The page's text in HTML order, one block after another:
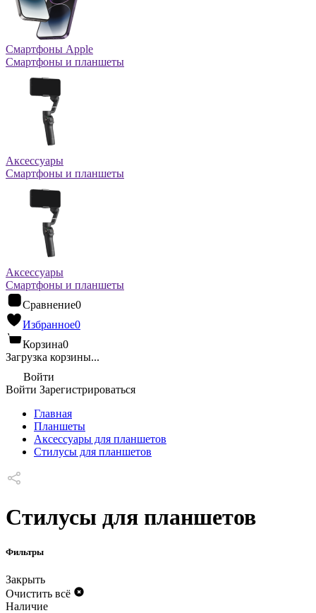
Смартфоны Apple
Смартфоны и планшеты
Аксессуары
Смартфоны и планшеты
Аксессуары
Смартфоны и планшеты
Сравнение0
Избранное0
Корзина0
Загрузка корзины...
Войти
Войти Зарегистрироваться
Главная
Планшеты
Аксессуары для планшетов
Стилусы для планшетов
Стилусы для планшетов
Фильтры
Закрыть
Очистить всё
Наличие